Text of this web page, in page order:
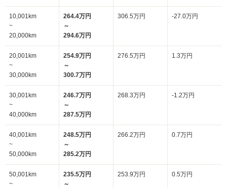
10,001km
~
20,000km
264.4万円
～
294.6万円
306.5万円 -27.0万円
20,001km
~
30,000km
254.9万円
～
300.7万円
276.5万円 1.3万円
30,001km
~
40,000km
246.7万円
～
287.5万円
268.3万円 -1.2万円
40,001km
~
50,000km
248.5万円
～
285.2万円
266.2万円 0.7万円
50,001km
~
235.5万円
～
253.9万円 0.5万円